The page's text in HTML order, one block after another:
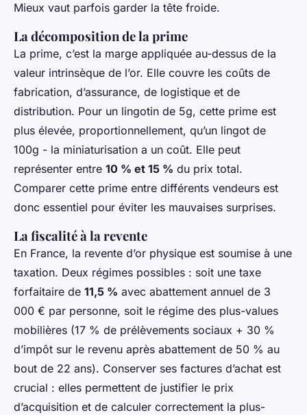
Mieux vaut parfois garder la tête froide.
La décomposition de la prime
La prime, c’est la marge appliquée au-dessus de la
valeur intrinsèque de l’or. Elle couvre les coûts de
fabrication, d’assurance, de logistique et de
distribution. Pour un lingotin de 5g, cette prime est
plus élevée, proportionnellement, qu’un lingot de
100g - la miniaturisation a un coût. Elle peut
représenter entre 10 % et 15 % du prix total.
Comparer cette prime entre différents vendeurs est
donc essentiel pour éviter les mauvaises surprises.
La fiscalité à la revente
En France, la revente d’or physique est soumise à une
taxation. Deux régimes possibles : soit une taxe
forfaitaire de 11,5 % avec abattement annuel de 3
000 € par personne, soit le régime des plus-values
mobilières (17 % de prélèvements sociaux + 30 %
d’impôt sur le revenu après abattement de 50 % au
bout de 22 ans). Conserver ses factures d’achat est
crucial : elles permettent de justifier le prix
d’acquisition et de calculer correctement la plus-